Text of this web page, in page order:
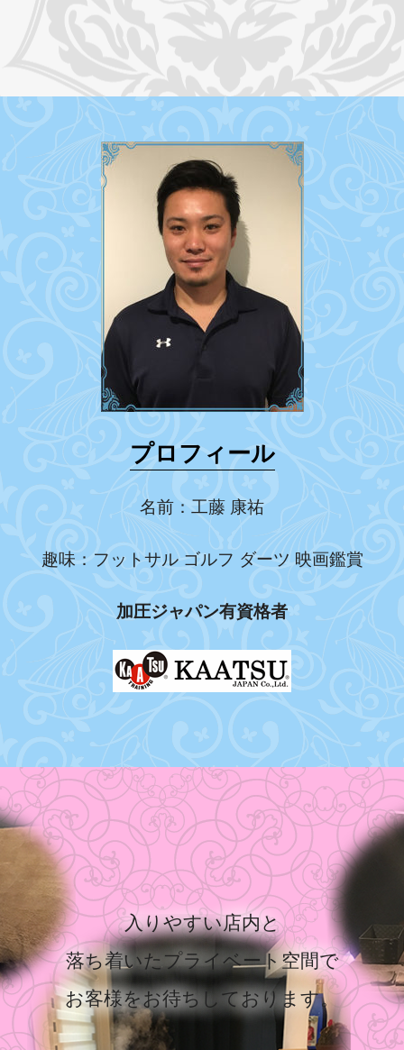
プロフィール
名前：工藤 康祐
趣味：フットサル ゴルフ ダーツ 映画鑑賞
加圧ジャパン有資格者
入りやすい店内と
落ち着いたプライベート空間で
お客様をお待ちしております。